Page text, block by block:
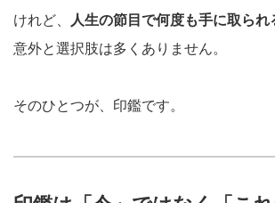
けれど、
人生の節目で何度も手に取られ
意外と選択肢は多くありません。
そのひとつが、印鑑です。